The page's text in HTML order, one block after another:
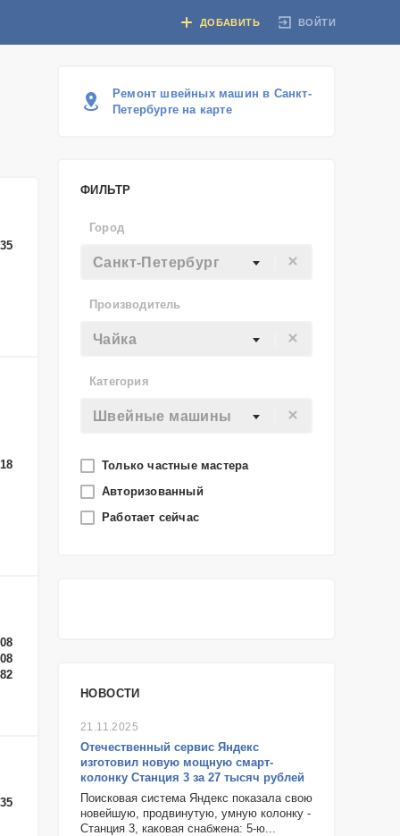
ВОЙТИ
ДОБАВИТЬ
Ремонт швейных машин в Санкт-
Петербурге на карте
ФИЛЬТР
Город
Санкт-Петербург
Производитель
Чайка
Категория
Швейные машины
Только частные мастера
Авторизованный
Работает сейчас
НОВОСТИ
21.11.2025
Отечественный сервис Яндекс
изготовил новую мощную смарт-
колонку Станция 3 за 27 тысяч рублей
Поисковая система Яндекс показала свою
новейшую, продвинутую, умную колонку -
Станция 3, каковая снабжена: 5-ю...